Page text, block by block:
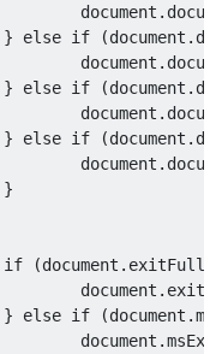
document
.
}
else if (document .
document
.
}
else if (document .
document
.
}
else if (document .
document
.
}
if
(document .
document
.
}
else if (document .
document
.